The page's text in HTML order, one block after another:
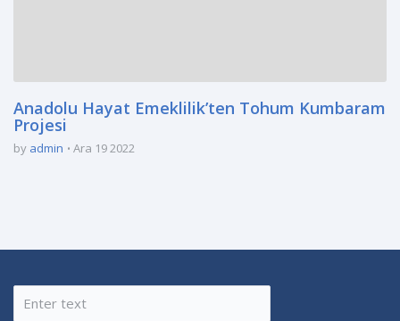
Anadolu Hayat Emeklilik’ten Tohum Kumbaram
Projesi
by admin Ara 19 2022